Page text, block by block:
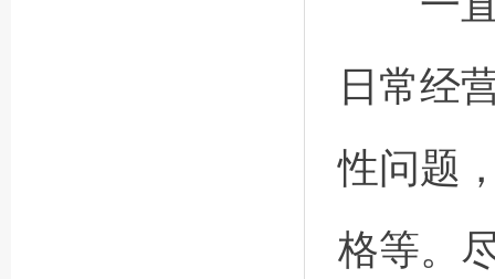
日常经
性问题
格等。